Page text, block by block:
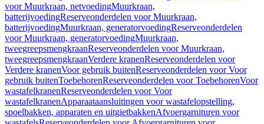
voor Muurkraan, netvoedingMuurkraan,
batterijvoedingReserveonderdelen voor Muurkraan,
batterijvoedingMuurkraan, generatorvoedingReserveonderdelen
voor Muurkraan, generatorvoedingMuurkraan,
tweegreepsmengkraanReserveonderdelen voor Muurkraan,
tweegreepsmengkraanVerdere kranenReserveonderdelen voor
Verdere kranenVoor gebruik buitenReserveonderdelen voor Voor
gebruik buitenToebehorenReserveonderdelen voor ToebehorenVoor
wastafelkranenReserveonderdelen voor Voor
wastafelkranenApparaataansluitingen voor wastafelopstelling,
spoelbakken, apparaten en uitgietbakkenAfvoergarnituren voor